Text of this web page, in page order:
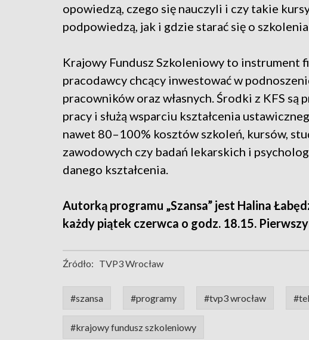
opowiedzą, czego się nauczyli i czy takie
podpowiedzą, jak i gdzie starać się o szkolenia
Krajowy Fundusz Szkoleniowy to instrument
pracodawcy chcący inwestować w
pracowników oraz własnych. Środki z KFS
pracy i służą wsparciu kształcenia
nawet 80–100% kosztów szkoleń, kursów,
zawodowych czy badań lekarskich i
danego kształcenia.
Autorką programu „Szansa” jest Halina
każdy piątek czerwca o godz. 18.15.
Źródło: TVP3 Wrocław
#szansa #programy #tvp3 wrocław
#krajowy fundusz szkoleniowy